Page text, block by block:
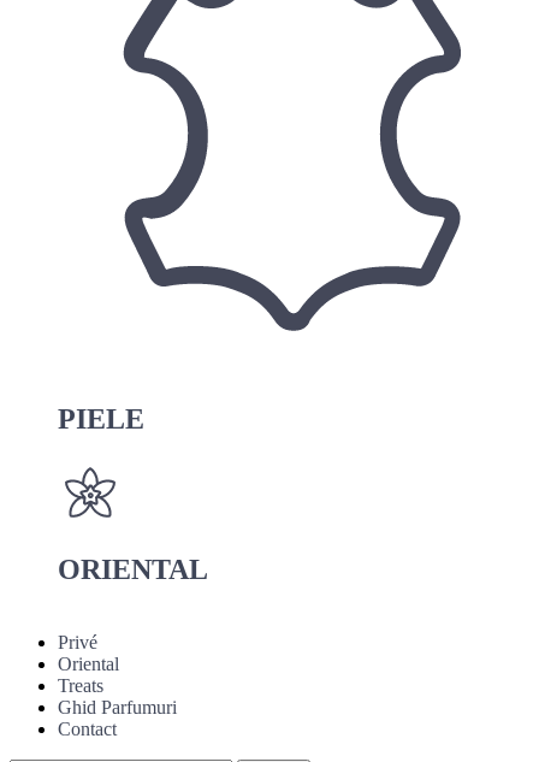
PIELE
ORIENTAL
Privé
Oriental
Treats
Ghid Parfumuri
Contact